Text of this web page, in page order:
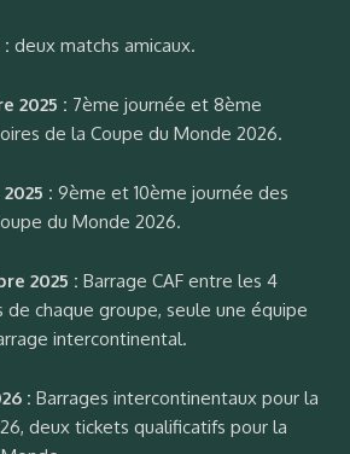
: deux matchs amicaux.
2025 : 7ème journée et 8ème
de la Coupe du Monde 2026.
: 9ème et 10ème journée des
du Monde 2026.
2025 : Barrage CAF entre les 4
chaque groupe, seule une équipe
intercontinental.
: Barrages intercontinentaux pour la
deux tickets qualificatifs pour la